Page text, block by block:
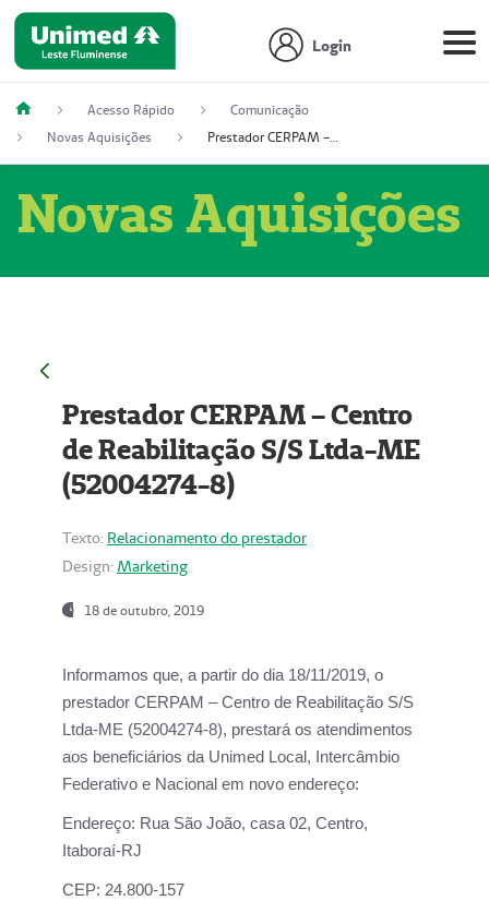
Login
Acesso Rápido
Comunicação
Novas Aquisições
Prestador CERPAM – Centro de Reabilitação S/S Ltda-ME (52004274-8)
Novas Aquisições
Prestador CERPAM – Centro
de Reabilitação S/S Ltda-ME
(52004274-8)
Texto: Relacionamento do prestador
Design: Marketing
18 de outubro, 2019
Informamos que, a partir do dia 18/11/2019, o
prestador CERPAM – Centro de Reabilitação S/S
Ltda-ME (52004274-8), prestará os atendimentos
aos beneficiários da Unimed Local, Intercâmbio
Federativo e Nacional em novo endereço:
Endereço: Rua São João, casa 02, Centro,
Itaboraí-RJ
CEP: 24.800-157